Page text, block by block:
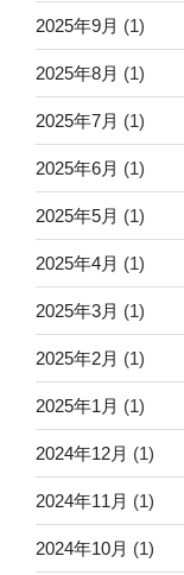
2025年9月 (1)
2025年8月 (1)
2025年7月 (1)
2025年6月 (1)
2025年5月 (1)
2025年4月 (1)
2025年3月 (1)
2025年2月 (1)
2025年1月 (1)
2024年12月 (1)
2024年11月 (1)
2024年10月 (1)